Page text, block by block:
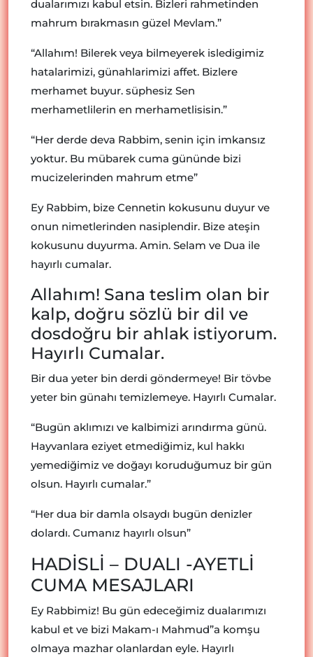
dualarımızı kabul etsin. Bizleri rahmetinden
mahrum bırakmasın güzel Mevlam.”
“Allahım! Bilerek veya bilmeyerek isledigimiz
hatalarimizi, günahlarimizi affet. Bizlere
merhamet buyur. süphesiz Sen
merhametlilerin en merhametlisisin.”
“Her derde deva Rabbim, senin için imkansız
yoktur. Bu mübarek cuma gününde bizi
mucizelerinden mahrum etme”
Ey Rabbim, bize Cennetin kokusunu duyur ve
onun nimetlerinden nasiplendir. Bize ateşin
kokusunu duyurma. Amin. Selam ve Dua ile
hayırlı cumalar.
Allahım! Sana teslim olan bir
kalp, doğru sözlü bir dil ve
dosdoğru bir ahlak istiyorum.
Hayırlı Cumalar.
Bir dua yeter bin derdi göndermeye! Bir tövbe
yeter bin günahı temizlemeye. Hayırlı Cumalar.
“Bugün aklımızı ve kalbimizi arındırma günü.
Hayvanlara eziyet etmediğimiz, kul hakkı
yemediğimiz ve doğayı koruduğumuz bir gün
olsun. Hayırlı cumalar.”
“Her dua bir damla olsaydı bugün denizler
dolardı. Cumanız hayırlı olsun”
HADİSLİ – DUALI -AYETLİ
CUMA MESAJLARI
Ey Rabbimiz! Bu gün edeceğimiz dualarımızı
kabul et ve bizi Makam-ı Mahmud”a komşu
olmaya mazhar olanlardan eyle. Hayırlı